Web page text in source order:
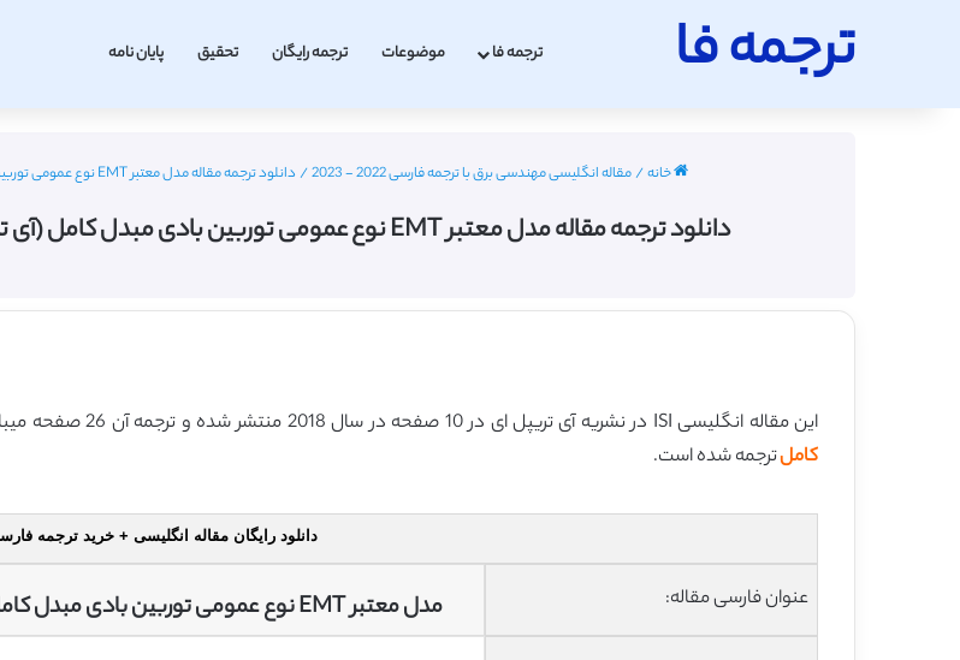
ترجمه فا ترجمه فا موضوعات ترجمه رایگان تحقیق پایان نامه
خانه/مقاله انگلیسی مهندسی برق با ترجمه فارسی 2022 - 2023 / دانلود ترجمه مقاله مدل معتبر EMT نوع عمومی توربین بادی مبدل کامل (آی تریپل ای 2018) (ترجمه ویژه – طلایی
دانلود ترجمه مقاله مدل معتبر EMT نوع عمومی توربین بادی مبدل کامل (آی تریپل ای 2018) (ترجمه ویژه – طلایی
این مقاله انگلیسی ISI در نشریه آی تریپل ای در 10 صفحه در سال 2018 منتشر شده و ترجمه آن 26 صفحه میباشد. کیفیت ترجمه این مقاله ویژه – طلایی
کاملترجمه شده است.
دانلود رایگان مقاله انگلیسی + خرید ترجمه
عنوان فارسی مقاله: مدل معتبر EMT نوع عمومی توربین بادی مبدل کامل مبنی بر ژنراتور سنکرون تحریک خارجی بدون چرخ دنده